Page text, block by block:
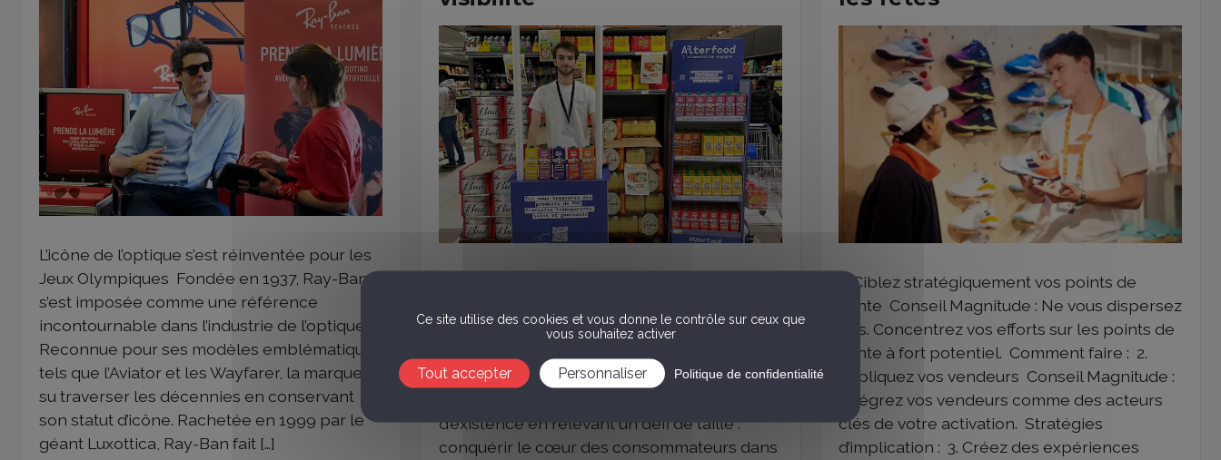
Ce site utilise des cookies et vous donne le contrôle sur ceux que
vous souhaitez activer
Tout accepter Personnaliser Politique de confidentialité
L’icône de l’optique s’est réinventée pour les
Jeux Olympiques Fondée en 1937, Ray-Ban
s’est imposée comme une référence
incontournable dans l’industrie de l’optique.
Reconnue pour ses modèles emblématiques
tels que l’Aviator et les Wayfarer, la marque a
su traverser les décennies en conservant
son statut d’icône. Rachetée en 1999 par le
géant Luxottica, Ray-Ban fait […]
créations gourmandes et responsables.
maraîcher et Infusion, cette pépite de
d’existence en relevant un défi de taille :
conquérir le cœur des consommateurs dans
1. Ciblez stratégiquement vos points de
vente Conseil Magnitude : Ne vous dispersez
pas. Concentrez vos efforts sur les points de
vente à fort potentiel. Comment faire : 2.
Impliquez vos vendeurs Conseil Magnitude :
Intégrez vos vendeurs comme des acteurs
clés de votre activation. Stratégies
d’implication : 3. Créez des expériences